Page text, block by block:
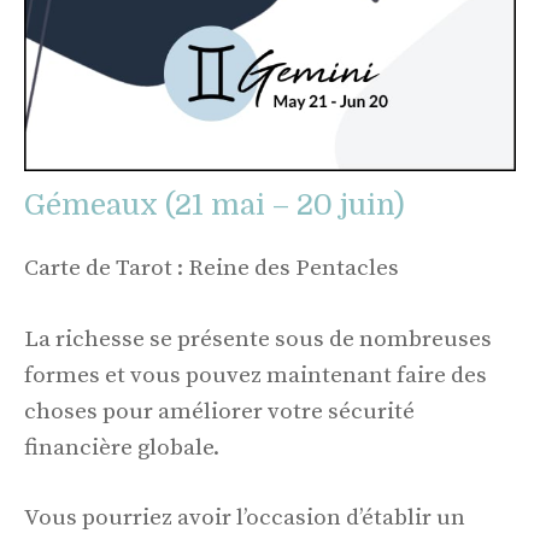
Gémeaux (21 mai – 20 juin)
Carte de Tarot : Reine des Pentacles
La richesse se présente sous de nombreuses
formes et vous pouvez maintenant faire des
choses pour améliorer votre sécurité
financière globale.
Vous pourriez avoir l’occasion d’établir un